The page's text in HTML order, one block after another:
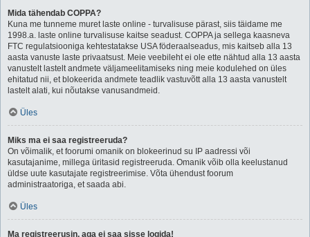
Mida tähendab COPPA?
Kuna me tunneme muret laste online - turvalisuse pärast, siis täidame me
1998.a. laste online turvalisuse kaitse seadust. COPPA ja sellega kaasneva
FTC regulatsiooniga kehtestatakse USA föderaalseadus, mis kaitseb alla 13
aasta vanuste laste privaatsust. Meie veebileht ei ole ette nähtud alla 13 aasta
vanustelt lastelt andmete väljameelitamiseks ning meie kodulehed on üles
ehitatud nii, et blokeerida andmete teadlik vastuvõtt alla 13 aasta vanustelt
lastelt alati, kui nõutakse vanusandmeid.
Üles
Miks ma ei saa registreeruda?
On võimalik, et foorumi omanik on blokeerinud su IP aadressi või
kasutajanime, millega üritasid registreeruda. Omanik võib olla keelustanud
üldse uute kasutajate registreerimise. Võta ühendust foorum
administraatoriga, et saada abi.
Üles
Ma registreerusin, aga ei saa sisse logida!